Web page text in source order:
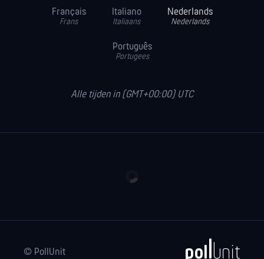
Français
Frans
Italiano
Italiaans
Nederlands
Nederlands
Português
Portugees
Alle tijden in (GMT+00:00) UTC
© PollUnit